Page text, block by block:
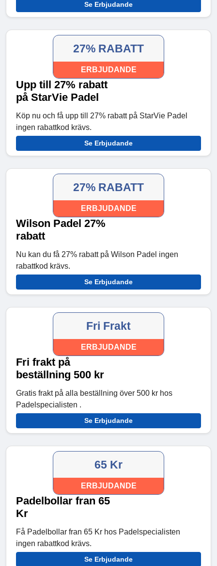
Se Erbjudande
27% RABATT
ERBJUDANDE
Upp till 27% rabatt
på StarVie Padel
Köp nu och få upp till 27% rabatt på StarVie Padel
ingen rabattkod krävs.
Se Erbjudande
27% RABATT
ERBJUDANDE
Wilson Padel 27%
rabatt
Nu kan du få 27% rabatt på Wilson Padel ingen
rabattkod krävs.
Se Erbjudande
Fri Frakt
ERBJUDANDE
Fri frakt på
beställning 500 kr
Gratis frakt på alla beställning över 500 kr hos
Padelspecialisten .
Se Erbjudande
65 Kr
ERBJUDANDE
Padelbollar fran 65
Kr
Få Padelbollar fran 65 Kr hos Padelspecialisten
ingen rabattkod krävs.
Se Erbjudande